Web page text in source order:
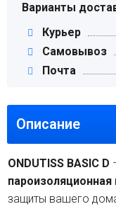
Варианты
Курьер
Самовывоз
Почта
Описание
ONDUTISS BASIC D
пароизоляционная
защиты вашего